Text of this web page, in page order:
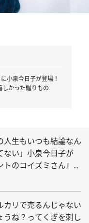
小泉今日子が登場！
しかった贈りもの
人生もいつも結論なん
ない」小泉今日子が
トのコイズミさん』で
カリで売るんじゃない
うね？ってくぎを刺し